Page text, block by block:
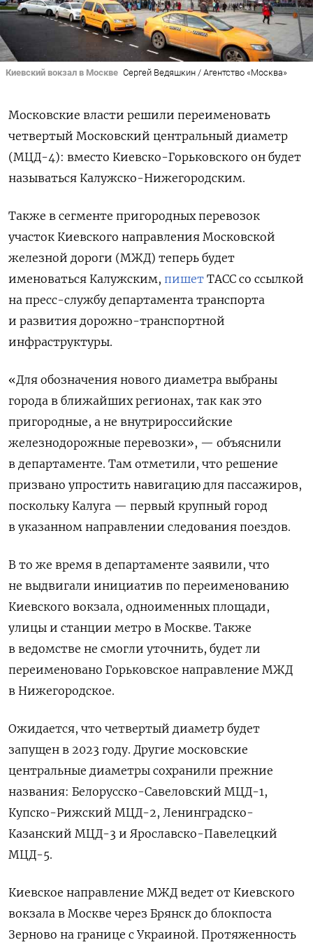
Киевский вокзал в Москве Сергей Ведяшкин / Агентство «Москва»
Московские власти решили переименовать
четвертый Московский центральный диаметр
(МЦД-4): вместо Киевско-Горьковского он будет
называться Калужско-Нижегородским.
Также в сегменте пригородных перевозок
участок Киевского направления Московской
железной дороги (МЖД) теперь будет
именоваться Калужским, пишет ТАСС со ссылкой
на пресс-службу департамента транспорта
и развития дорожно-транспортной
инфраструктуры.
«Для обозначения нового диаметра выбраны
города в ближайших регионах, так как это
пригородные, а не внутрироссийские
железнодорожные перевозки», — объяснили
в департаменте. Там отметили, что решение
призвано упростить навигацию для пассажиров,
поскольку Калуга — первый крупный город
в указанном направлении следования поездов.
В то же время в департаменте заявили, что
не выдвигали инициатив по переименованию
Киевского вокзала, одноименных площади,
улицы и станции метро в Москве. Также
в ведомстве не смогли уточнить, будет ли
переименовано Горьковское направление МЖД
в Нижегородское.
Ожидается, что четвертый диаметр будет
запущен в 2023 году. Другие московские
центральные диаметры сохранили прежние
названия: Белорусско-Савеловский МЦД-1,
Купско-Рижский МЦД-2, Ленинградско-
Казанский МЦД-3 и Ярославско-Павелецкий
МЦД-5.
Киевское направление МЖД ведет от Киевского
вокзала в Москве через Брянск до блокпоста
Зерново на границе с Украиной. Протяженность